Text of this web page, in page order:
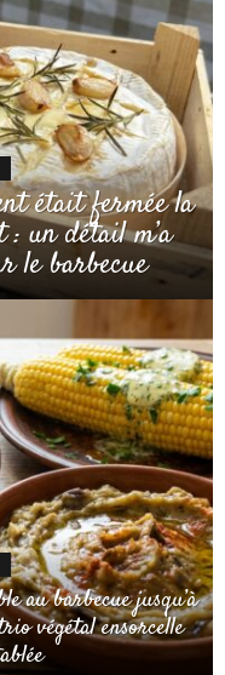
était fermée la
: un détail m’a
le barbecue
au barbecue jusqu’à
végétal ensorcelle